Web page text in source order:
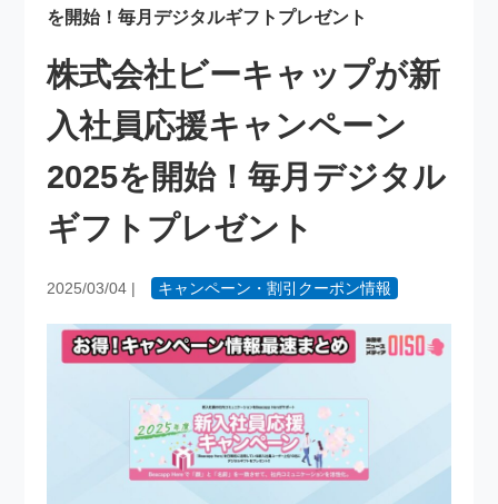
を開始！毎月デジタルギフトプレゼント
株式会社ビーキャップが新
入社員応援キャンペーン
2025を開始！毎月デジタル
ギフトプレゼント
2025/03/04 | キャンペーン・割引クーポン情報